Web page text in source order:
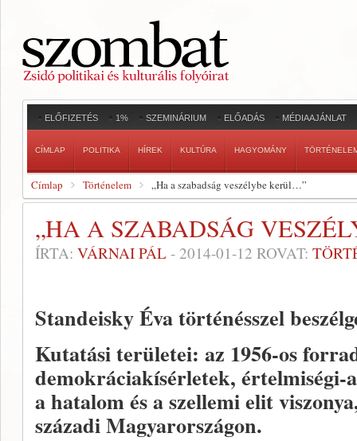
ELŐFIZETÉS 1% SZEMINÁRIUM ELŐADÁS MÉDIAAJÁNLAT
CÍMLAP POLITIKA HÍREK KULTÚRA HAGYOMÁNY
Címlap Történelem „Ha a szabadság veszélybe kerül…”
„HA A SZABADSÁG
ÍRTA: VÁRNAI PÁL - 2014-01-12 ROVAT:
Standeisky Éva történésszel
Kutatási területei: az 1956-os
demokráciakísérletek,
a hatalom és a szellemi elit
századi Magyarországon.